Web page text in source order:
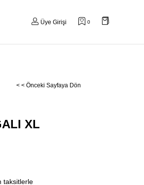
Üye Girişi 0
< < Önceki Sayfaya Dön
XL
taksitlerle